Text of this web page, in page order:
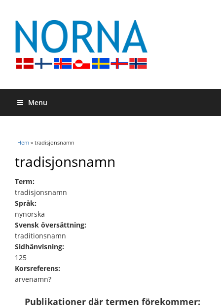
Menu
Du är här
Hem » tradisjonsnamn
tradisjonsnamn
Term:
tradisjonsnamn
Språk:
nynorska
Svensk översättning:
traditionsnamn
Sidhänvisning:
125
Korsreferens:
arvenamn?
Publikationer där termen förekommer: